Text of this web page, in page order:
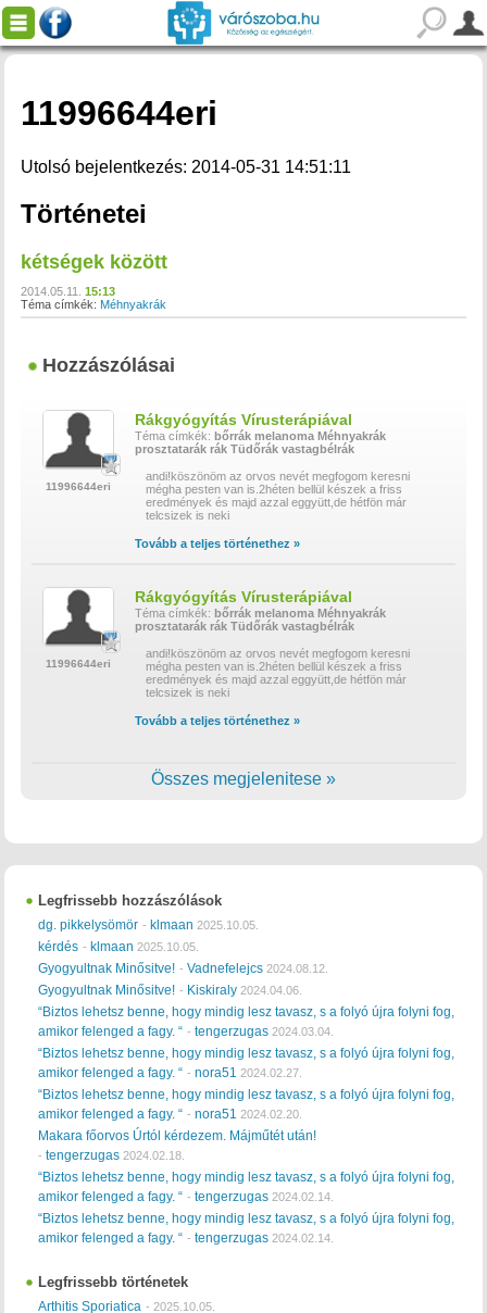
11996644eri
Utolsó bejelentkezés: 2014-05-31 14:51:11
Történetei
kétségek között
2014.05.11.
15:13
Téma címkék: Méhnyakrák
Hozzászólásai
11996644eri
Rákgyógyítás Vírusterápiával
Téma címkék: bőrrák melanoma Méhnyakrák
prosztatarák rák Tüdőrák vastagbélrák
andi!köszönöm az orvos nevét megfogom keresni
mégha pesten van is.2héten bellül készek a friss
eredmények és majd azzal eggyütt,de hétfön már
telcsizek is neki
Tovább a teljes történethez »
11996644eri
Rákgyógyítás Vírusterápiával
Téma címkék: bőrrák melanoma Méhnyakrák
prosztatarák rák Tüdőrák vastagbélrák
andi!köszönöm az orvos nevét megfogom keresni
mégha pesten van is.2héten bellül készek a friss
eredmények és majd azzal eggyütt,de hétfön már
telcsizek is neki
Tovább a teljes történethez »
Összes megjelenitese »
Legfrissebb hozzászólások
dg. pikkelysömör - klmaan 2025.10.05.
kérdés - klmaan 2025.10.05.
Gyogyultnak Minősitve! -Vadnefelejcs 2024.08.12.
Gyogyultnak Minősitve! - Kiskiraly 2024.04.06.
“Biztos lehetsz benne, hogy mindig lesz tavasz, s a folyó újra folyni fog,
amikor felenged a fagy. “ -tengerzugas 2024.03.04.
“Biztos lehetsz benne, hogy mindig lesz tavasz, s a folyó újra folyni fog,
amikor felenged a fagy. “ -nora51 2024.02.27.
“Biztos lehetsz benne, hogy mindig lesz tavasz, s a folyó újra folyni fog,
amikor felenged a fagy. “ -nora51 2024.02.20.
Makara főorvos Úrtól kérdezem. Májműtét után!
-tengerzugas 2024.02.18.
“Biztos lehetsz benne, hogy mindig lesz tavasz, s a folyó újra folyni fog,
amikor felenged a fagy. “ -tengerzugas 2024.02.14.
“Biztos lehetsz benne, hogy mindig lesz tavasz, s a folyó újra folyni fog,
amikor felenged a fagy. “ -tengerzugas 2024.02.14.
Legfrissebb történetek
Arthitis Sporiatica - 2025.10.05.